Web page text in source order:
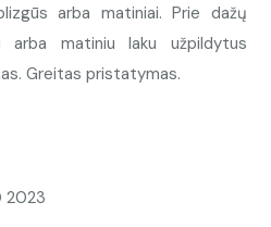
arba matiniai. Prie dažų
arba matiniu laku užpildytus
Greitas pristatymas.
2023